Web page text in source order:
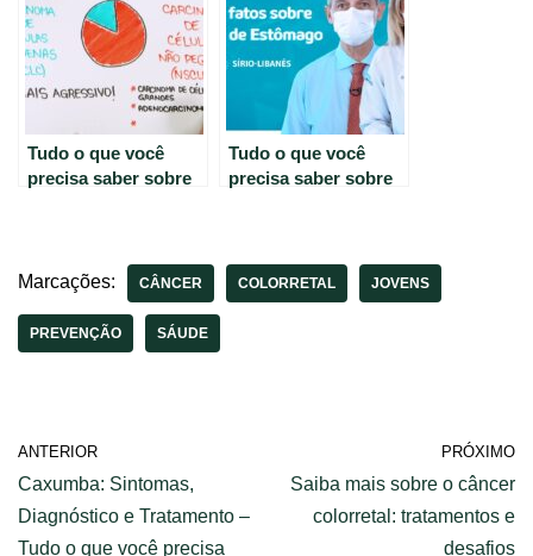
Tudo o que você
precisa saber sobre
Tudo o que você
precisa saber sobre
Marcações: CÂNCER COLORRETAL JOVENS
PREVENÇÃO SÁUDE
ANTERIOR
Caxumba: Sintomas,
Diagnóstico e Tratamento –
Tudo o que você precisa
PRÓXIMO
Saiba mais sobre o câncer
colorretal: tratamentos e
desafios